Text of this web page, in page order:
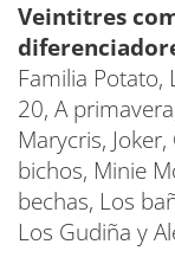
Veintitres
Familia Potato,
20, A
Marycris,
bichos, Minie
bechas, Los
Los Gudiña y